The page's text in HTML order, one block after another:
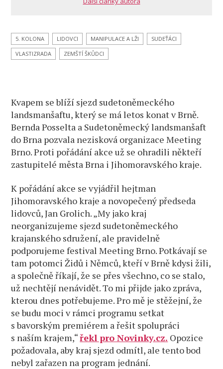
Hašek
5. KOLONA LIDOVCI MANIPULACE A LŽI
SUDEŤÁCI
VLASTIZRADA
ZEMŠTÍ ŠKŮDCI
Kvapem se blíží sjezd sudetoněmeckého
landsmanšaftu, který se má letos konat v Brně.
Bernda Posselta a Sudetoněmecký landsmanšaft
do Brna pozvala nezisková organizace Meeting
Brno. Proti pořádání akce už se ohradili někteří
zastupitelé města Brna i Jihomoravského kraje.
K pořádání akce se vyjádřil hejtman
Jihomoravského kraje a novopečený předseda
lidovců, Jan Grolich. „My jako kraj
neorganizujeme sjezd sudetoněmeckého
krajanského sdružení, ale pravidelně
podporujeme festival Meeting Brno. Potkávají se
tam potomci Židů i Němců, kteří v Brně kdysi žili,
a společně říkají, že se přes všechno, co se stalo,
už nechtějí nenávidět. To mi přijde jako zpráva,
kterou dnes potřebujeme. Pro mě je stěžejní, že
se budu moci v rámci programu setkat
s bavorským premiérem a řešit spolupráci
s naším krajem,“řekl pro Novinky.cz. Opozice
požadovala, aby kraj sjezd odmítl, ale tento bod
nebyl zařazen na program jednání.